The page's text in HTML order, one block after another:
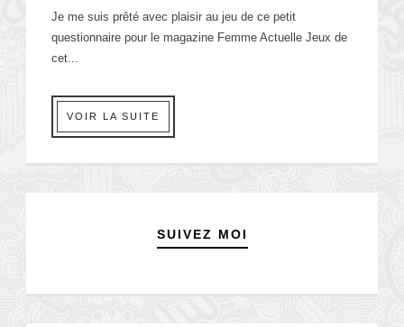
Je me suis prêté avec plaisir au jeu de ce petit
questionnaire pour le magazine Femme Actuelle Jeux de
cet...
VOIR LA SUITE
SUIVEZ MOI